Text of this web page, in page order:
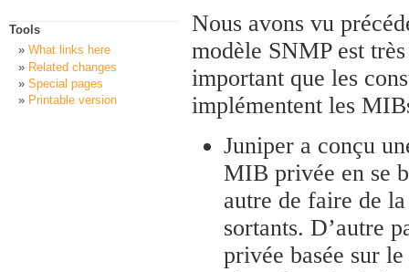
Nous avons vu
modèle SNMP est
important que les
implémentent les
Juniper a conçu
MIB privée en se
autre de faire de
sortants. D’autre
privée basée sur
Tools
What links here
Related changes
Special pages
Printable version